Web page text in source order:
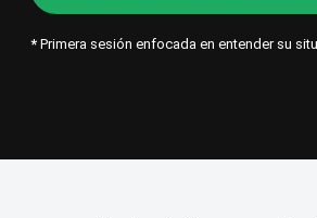
* Primera sesión enfocada en entender su